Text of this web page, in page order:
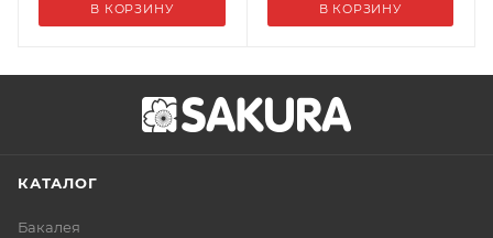
В КОРЗИНУ В КОРЗИНУ
КАТАЛОГ
Бакалея